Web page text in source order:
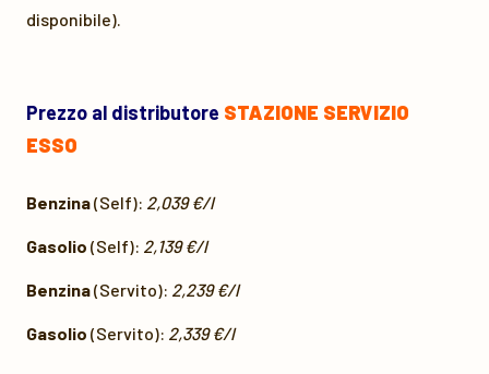
disponibile).
Prezzo al distributore STAZIONE SERVIZIO
ESSO
Benzina(Self): 2,039 €/l
Gasolio (Self): 2,139 €/l
Benzina(Servito): 2,239 €/l
Gasolio (Servito): 2,339 €/l